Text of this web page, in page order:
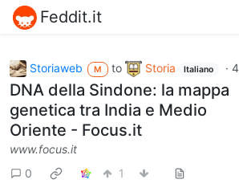
Feddit.it
Storiaweb M to Storia Italiano ·
DNA della Sindone: la mappa
genetica tra India e Medio
Oriente - Focus.it
www.focus.it
0
1